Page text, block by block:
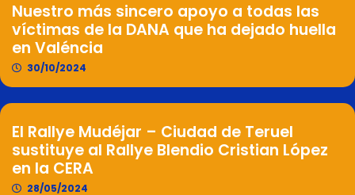
Nuestro más sincero apoyo a todas las
víctimas de la DANA que ha dejado huella
en Valéncia
30/10/2024
El Rallye Mudéjar – Ciudad de Teruel
sustituye al Rallye Blendio Cristian López
en la CERA
28/05/2024